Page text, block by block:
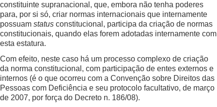
constituinte supranacional, que, embora não tenha poderes
para, por si só, criar normas internacionais que internamente
possuam status constitucional, participa da criação de normas
constitucionais, quando elas forem adotadas internamente com
esta estatura.
Com efeito, neste caso há um processo complexo de criação
da norma constitucional, com participação de entes externos e
internos (é o que ocorreu com a Convenção sobre Direitos das
Pessoas com Deficiência e seu protocolo facultativo, de março
de 2007, por força do Decreto n. 186/08).